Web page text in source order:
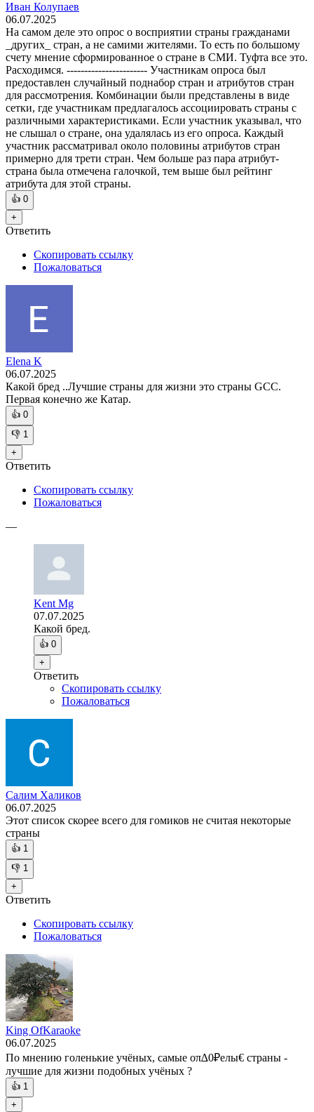
Иван Колупаев
06.07.2025
На самом деле это опрос о восприятии страны гражданами
_других_ стран, а не самими жителями. То есть по большому
счету мнение сформированное о стране в СМИ. Туфта все это.
Расходимся. ----------------------- Участникам опроса был
предоставлен случайный поднабор стран и атрибутов стран
для рассмотрения. Комбинации были представлены в виде
сетки, где участникам предлагалось ассоциировать страны с
различными характеристиками. Если участник указывал, что
не слышал о стране, она удалялась из его опроса. Каждый
участник рассматривал около половины атрибутов стран
примерно для трети стран. Чем больше раз пара атрибут-
страна была отмечена галочкой, тем выше был рейтинг
атрибута для этой страны.
👍 0
+
Ответить
Скопировать ссылку
Пожаловаться
Elena K
06.07.2025
Какой бред ..Лучшие страны для жизни это страны GCC.
Первая конечно же Катар.
👍 0
👎 1
+
Ответить
Скопировать ссылку
Пожаловаться
—
Kent Mg
07.07.2025
Какой бред.
👍 0
+
Ответить
Скопировать ссылку
Пожаловаться
Салим Халиков
06.07.2025
Этот список скорее всего для гомиков не считая некоторые
страны
👍 1
👎 1
+
Ответить
Скопировать ссылку
Пожаловаться
King OfKaraoke
06.07.2025
По мнению голенькие учёных, самые оπ∆0₽елы€ страны -
лучшие для жизни подобных учёных ?
👍 1
+